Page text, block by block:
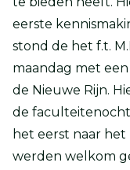
eerste
stond de het f.t.
maandag met
de Nieuwe Rijn.
de
het eerst naar
werden welkom